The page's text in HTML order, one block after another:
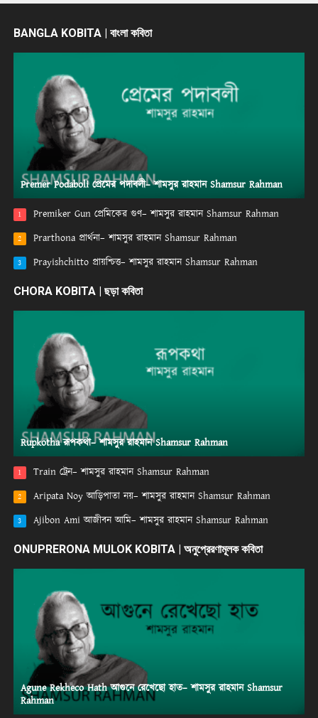
BANGLA KOBITA | বাংলা কবিতা
Premer Podaboli প্রেমের পদাবলী– শামসুর রাহমান Shamsur Rahman
1 Premiker Gun প্রেমিকের গুণ– শামসুর রাহমান Shamsur Rahman
2 Prarthona প্রার্থনা– শামসুর রাহমান Shamsur Rahman
3 Prayishchitto প্রায়শ্চিত্ত– শামসুর রাহমান Shamsur Rahman
CHORA KOBITA | ছড়া কবিতা
Rupkotha রূপকথা– শামসুর রাহমান Shamsur Rahman
1 Train ট্রেন– শামসুর রাহমান Shamsur Rahman
2 Aripata Noy আড়িপাতা নয়– শামসুর রাহমান Shamsur Rahman
3 Ajibon Ami আজীবন আমি– শামসুর রাহমান Shamsur Rahman
ONUPRERONA MULOK KOBITA | অনুপ্রেরণামূলক কবিতা
Agune Rekheco Hath আগুনে রেখেছো হাত– শামসুর রাহমান Shamsur
Rahman